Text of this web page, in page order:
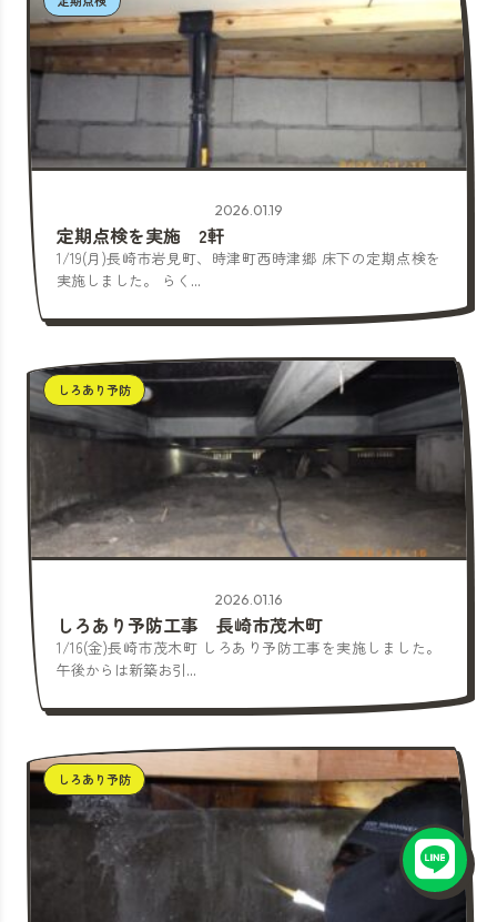
2026.01.19
定期点検を実施 2軒
1/19(月)長崎市岩見町、時津町西時津郷 床下の定期点検を
実施しました。 らく...
しろあり予防
2026.01.16
しろあり予防工事 長崎市茂木町
1/16(金)長崎市茂木町 しろあり予防工事を実施しました。
午後からは新築お引...
しろあり予防